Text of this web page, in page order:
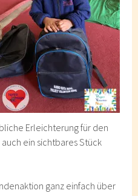
Erleichterung für den
ein sichtbares Stück
ganz einfach über